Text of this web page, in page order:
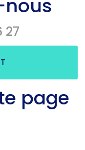
27
page